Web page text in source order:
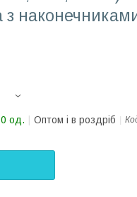
з
од. Оптом і в роздріб